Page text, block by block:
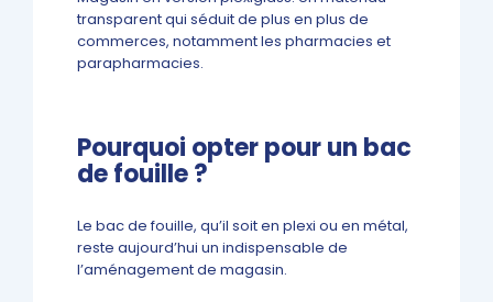
transparent qui séduit de plus en plus de
commerces, notamment les pharmacies et
parapharmacies.
Pourquoi opter pour un bac
de fouille ?
Le bac de fouille, qu’il soit en plexi ou en métal,
reste aujourd’hui un indispensable de
l’aménagement de magasin.